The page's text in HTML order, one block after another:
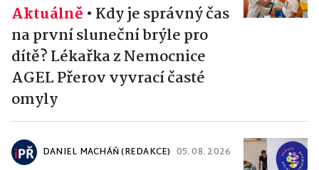
Aktuálně • Kdy je správný čas
na první sluneční brýle pro
dítě? Lékařka z Nemocnice
AGEL Přerov vyvrací časté
omyly
DANIEL MACHÁŇ (REDAKCE) 05. 08. 2026